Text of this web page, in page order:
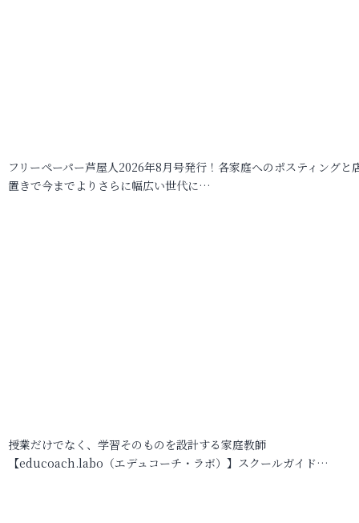
フリーペーパー芦屋人2026年8月号発行！各家庭へのポスティングと
置きで今までよりさらに幅広い世代に…
授業だけでなく、学習そのものを設計する家庭教師
【educoach.labo（エデュコーチ・ラボ）】スクールガイド…